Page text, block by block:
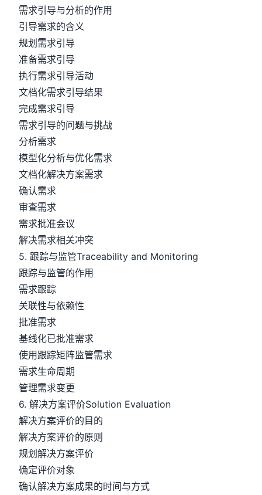
需求引导与分析的作用
引导需求的含义
规划需求引导
准备需求引导
执行需求引导活动
文档化需求引导结果
完成需求引导
需求引导的问题与挑战
分析需求
模型化分析与优化需求
文档化解决方案需求
确认需求
审查需求
需求批准会议
解决需求相关冲突
5. 跟踪与监管Traceability and Monitoring
跟踪与监管的作用
需求跟踪
关联性与依赖性
批准需求
基线化已批准需求
使用跟踪矩阵监管需求
需求生命周期
管理需求变更
6. 解决方案评价Solution Evaluation
解决方案评价的目的
解决方案评价的原则
规划解决方案评价
确定评价对象
确认解决方案成果的时间与方式